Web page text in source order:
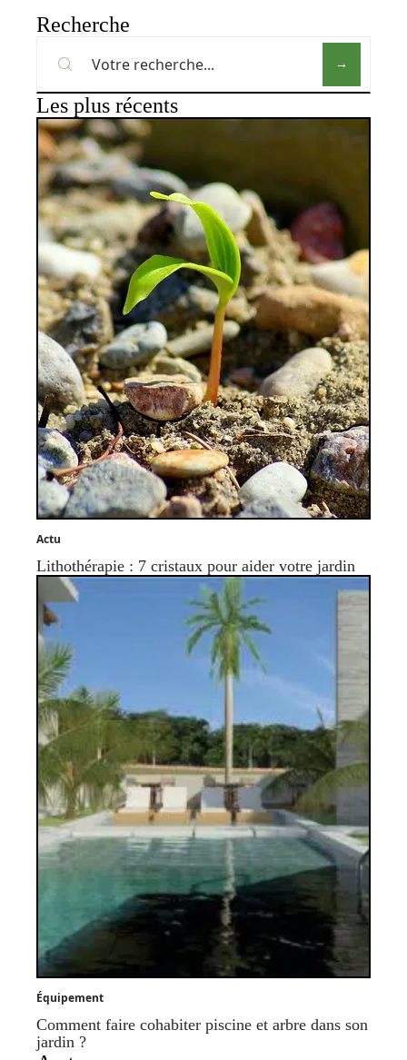
Recherche
Les plus récents
Actu
Lithothérapie : 7 cristaux pour aider votre jardin
Équipement
Comment faire cohabiter piscine et arbre dans son
jardin ?